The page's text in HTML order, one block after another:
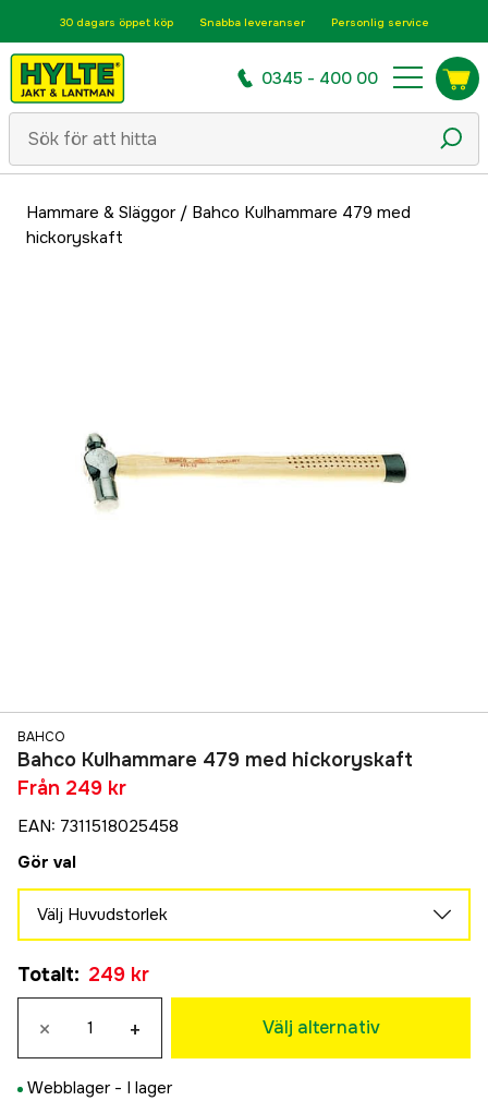
30 dagars öppet köp Snabba leveranser Personlig service
0345 - 400 00
Hammare & Släggor/ Bahco Kulhammare 479 med
hickoryskaft
BAHCO
Bahco Kulhammare 479 med hickoryskaft
Från 249 kr
EAN: 7311518025458
Gör val
Välj Huvudstorlek
249 kr
450 g
275 kr
Totalt: 249 kr
× + Välj alternativ
Webblager - I lager